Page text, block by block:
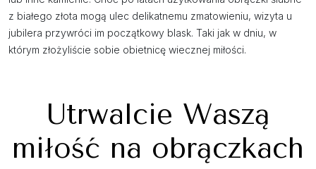
z białego złota mogą ulec delikatnemu zmatowieniu, wizyta u
jubilera przywróci im początkowy blask. Taki jak w dniu, w
którym złożyliście sobie obietnicę wiecznej miłości.
Utrwalcie Waszą
miłość na obrączkach